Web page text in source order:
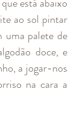
ao sol pintar
uma palete de
doce, e
a jogar-nos
na cara a